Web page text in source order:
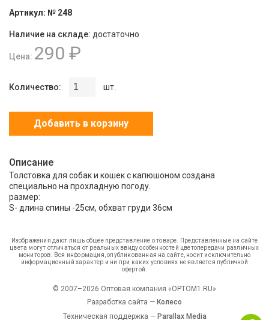
Артикул: № 248
Наличие на складе: достаточно
Цена: 290 ₽
Количество: шт.
Добавить в корзину
Описание
Толстовка для собак и кошек с капюшоном создана
специально на прохладную погоду.
размер:
S- длина спины -25см, обхват груди 36см
Изображения дают лишь общее представление о товаре. Представленные на сайте
цвета могут отличаться от реальных ввиду особенностей цветопередачи различных
мониторов. Вся информация, опубликованная на сайте, носит исключительно
информационный характер и ни при каких условиях не является публичной
офертой.
© 2007–2026 Оптовая компания «OPTOM1.RU»
Разработка сайта — Колесо
Техническая поддержка — Parallax Media